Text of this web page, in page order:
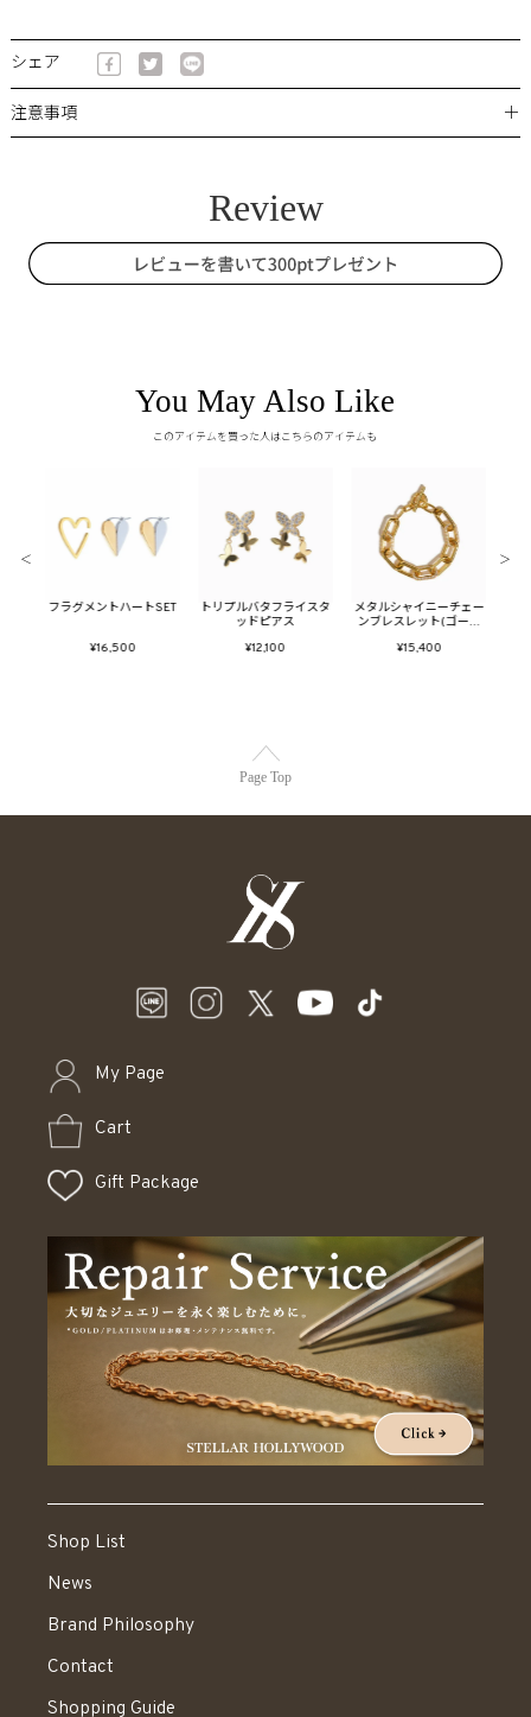
シェア
注意事項 ＋
You May Also Like
このアイテムを買った人はこちらのアイテムも
フラグメントハートSET
¥16,500
トリプルバタフライスタ
ッドピアス
¥12,100
メタルシャイニーチェー
ンブレスレット(ゴール
¥15,400
＜ ＞
Page Top
My Page
Cart
Gift Package
Shop List
News
Brand Philosophy
Contact
Shopping Guide